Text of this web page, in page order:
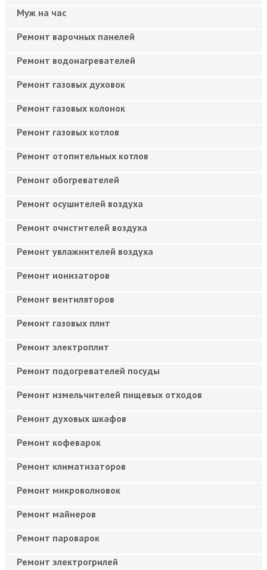
Муж на час
Ремонт варочных панелей
Ремонт водонагревателей
Ремонт газовых духовок
Ремонт газовых колонок
Ремонт газовых котлов
Ремонт отопительных котлов
Ремонт обогревателей
Ремонт осушителей воздуха
Ремонт очистителей воздуха
Ремонт увлажнителей воздуха
Ремонт ионизаторов
Ремонт вентиляторов
Ремонт газовых плит
Ремонт электроплит
Ремонт подогревателей посуды
Ремонт измельчителей пищевых отходов
Ремонт духовых шкафов
Ремонт кофеварок
Ремонт климатизаторов
Ремонт микроволновок
Ремонт майнеров
Ремонт пароварок
Ремонт электрогрилей